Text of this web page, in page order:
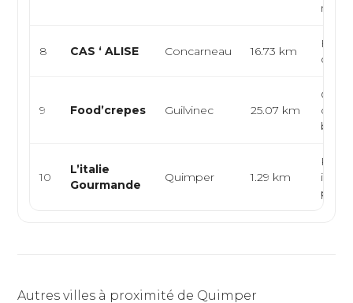
8 CAS ‘ ALISE Concarneau 16.73 km
de
9 Food’crepes Guilvinec 25.07 km
10
L’italie
Gourmande
Quimper 1.29 km
Autres villes à proximité de Quimper